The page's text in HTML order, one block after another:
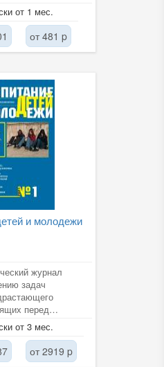
и
от 1 мес.
от 481 p
и молодежи
журнал
задач
перед
и
от 3 мес.
от 2919 p